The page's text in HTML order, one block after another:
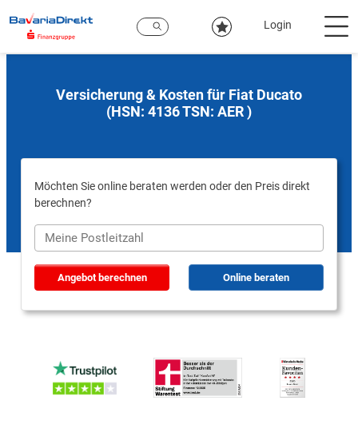
Hauptinhalt
Login
Versicherung & Kosten für Fiat Ducato
(HSN: 4136 TSN: AER )
Möchten Sie online beraten werden oder den Preis direkt
berechnen?
Angebot berechnen Online beraten